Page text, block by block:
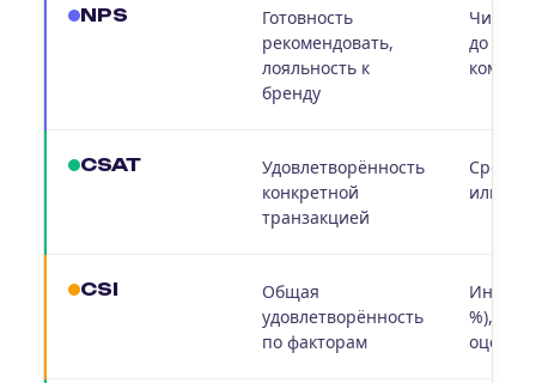
NPS
Готовность
рекомендовать,
лояльность к
бренду
Число
до +100
CSAT
Удовлетворённость
конкретной
транзакцией
или %
CSI
Общая
удовлетворённость
по факторам
Индекс
%),
оценки